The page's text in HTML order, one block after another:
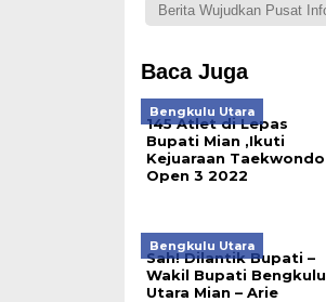
Berita Wujudkan Pusat
Baca Juga
Bengkulu Utara
145 Atlet di Lepas
Bupati Mian ,Ikuti
Kejuaraan Taekwondo
Open 3 2022
Bengkulu Utara
Sah! Dilantik Bupati –
Wakil Bupati Bengkulu
Utara Mian – Arie